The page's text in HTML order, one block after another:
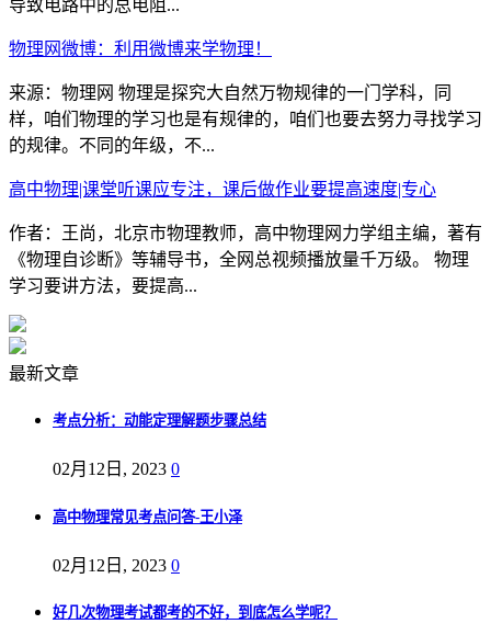
导致电路中的总电阻...
物理网微博：利用微博来学物理！
来源：物理网 物理是探究大自然万物规律的一门学科，同
样，咱们物理的学习也是有规律的，咱们也要去努力寻找学习
的规律。不同的年级，不...
高中物理|课堂听课应专注，课后做作业要提高速度|专心
作者：王尚，北京市物理教师，高中物理网力学组主编，著有
《物理自诊断》等辅导书，全网总视频播放量千万级。 物理
学习要讲方法，要提高...
最新文章
考点分析：动能定理解题步骤总结
02月12日, 2023 0
高中物理常见考点问答-王小泽
02月12日, 2023 0
好几次物理考试都考的不好，到底怎么学呢？